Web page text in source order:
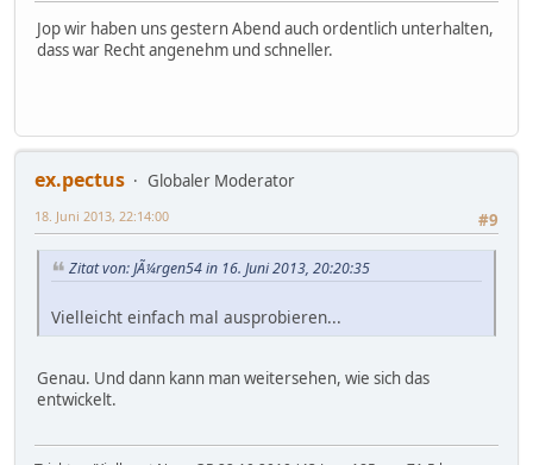
Jop wir haben uns gestern Abend auch ordentlich unterhalten,
dass war Recht angenehm und schneller.
ex.pectus
Globaler Moderator
#9
18. Juni 2013, 22:14:00
Zitat von: JÃ¼rgen54 in 16. Juni 2013, 20:20:35
Vielleicht einfach mal ausprobieren...
Genau. Und dann kann man weitersehen, wie sich das
entwickelt.